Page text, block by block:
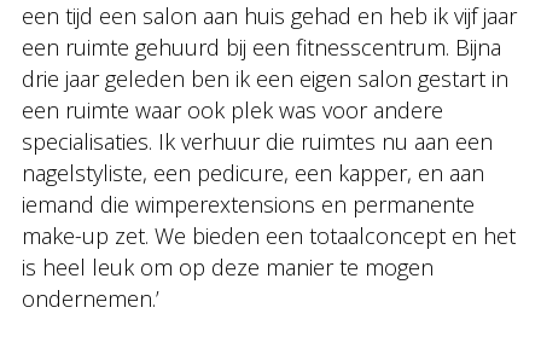
een tijd een salon aan huis gehad en heb ik vijf jaar
een ruimte gehuurd bij een fitnesscentrum. Bijna
drie jaar geleden ben ik een eigen salon gestart in
een ruimte waar ook plek was voor andere
specialisaties. Ik verhuur die ruimtes nu aan een
nagelstyliste, een pedicure, een kapper, en aan
iemand die wimperextensions en permanente
make-up zet. We bieden een totaalconcept en het
is heel leuk om op deze manier te mogen
ondernemen.’